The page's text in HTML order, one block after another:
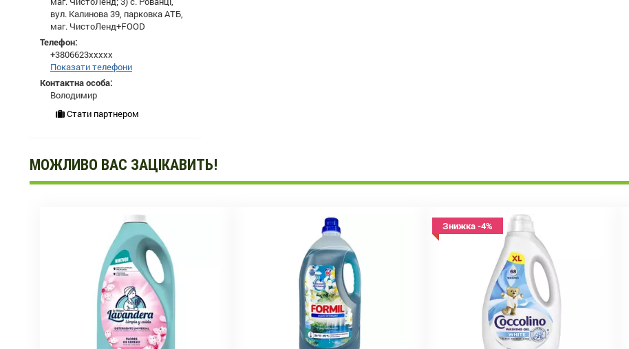
вул. Калинова 39, парковка АТБ,
маг. ЧистоЛенд+FOOD
Телефон:
+3806623xxxxx
Показати телефони
Контактна особа:
Володимир
Стати партнером
МОЖЛИВО ВАС ЗАЦІКАВИТЬ!
Знижка -4%